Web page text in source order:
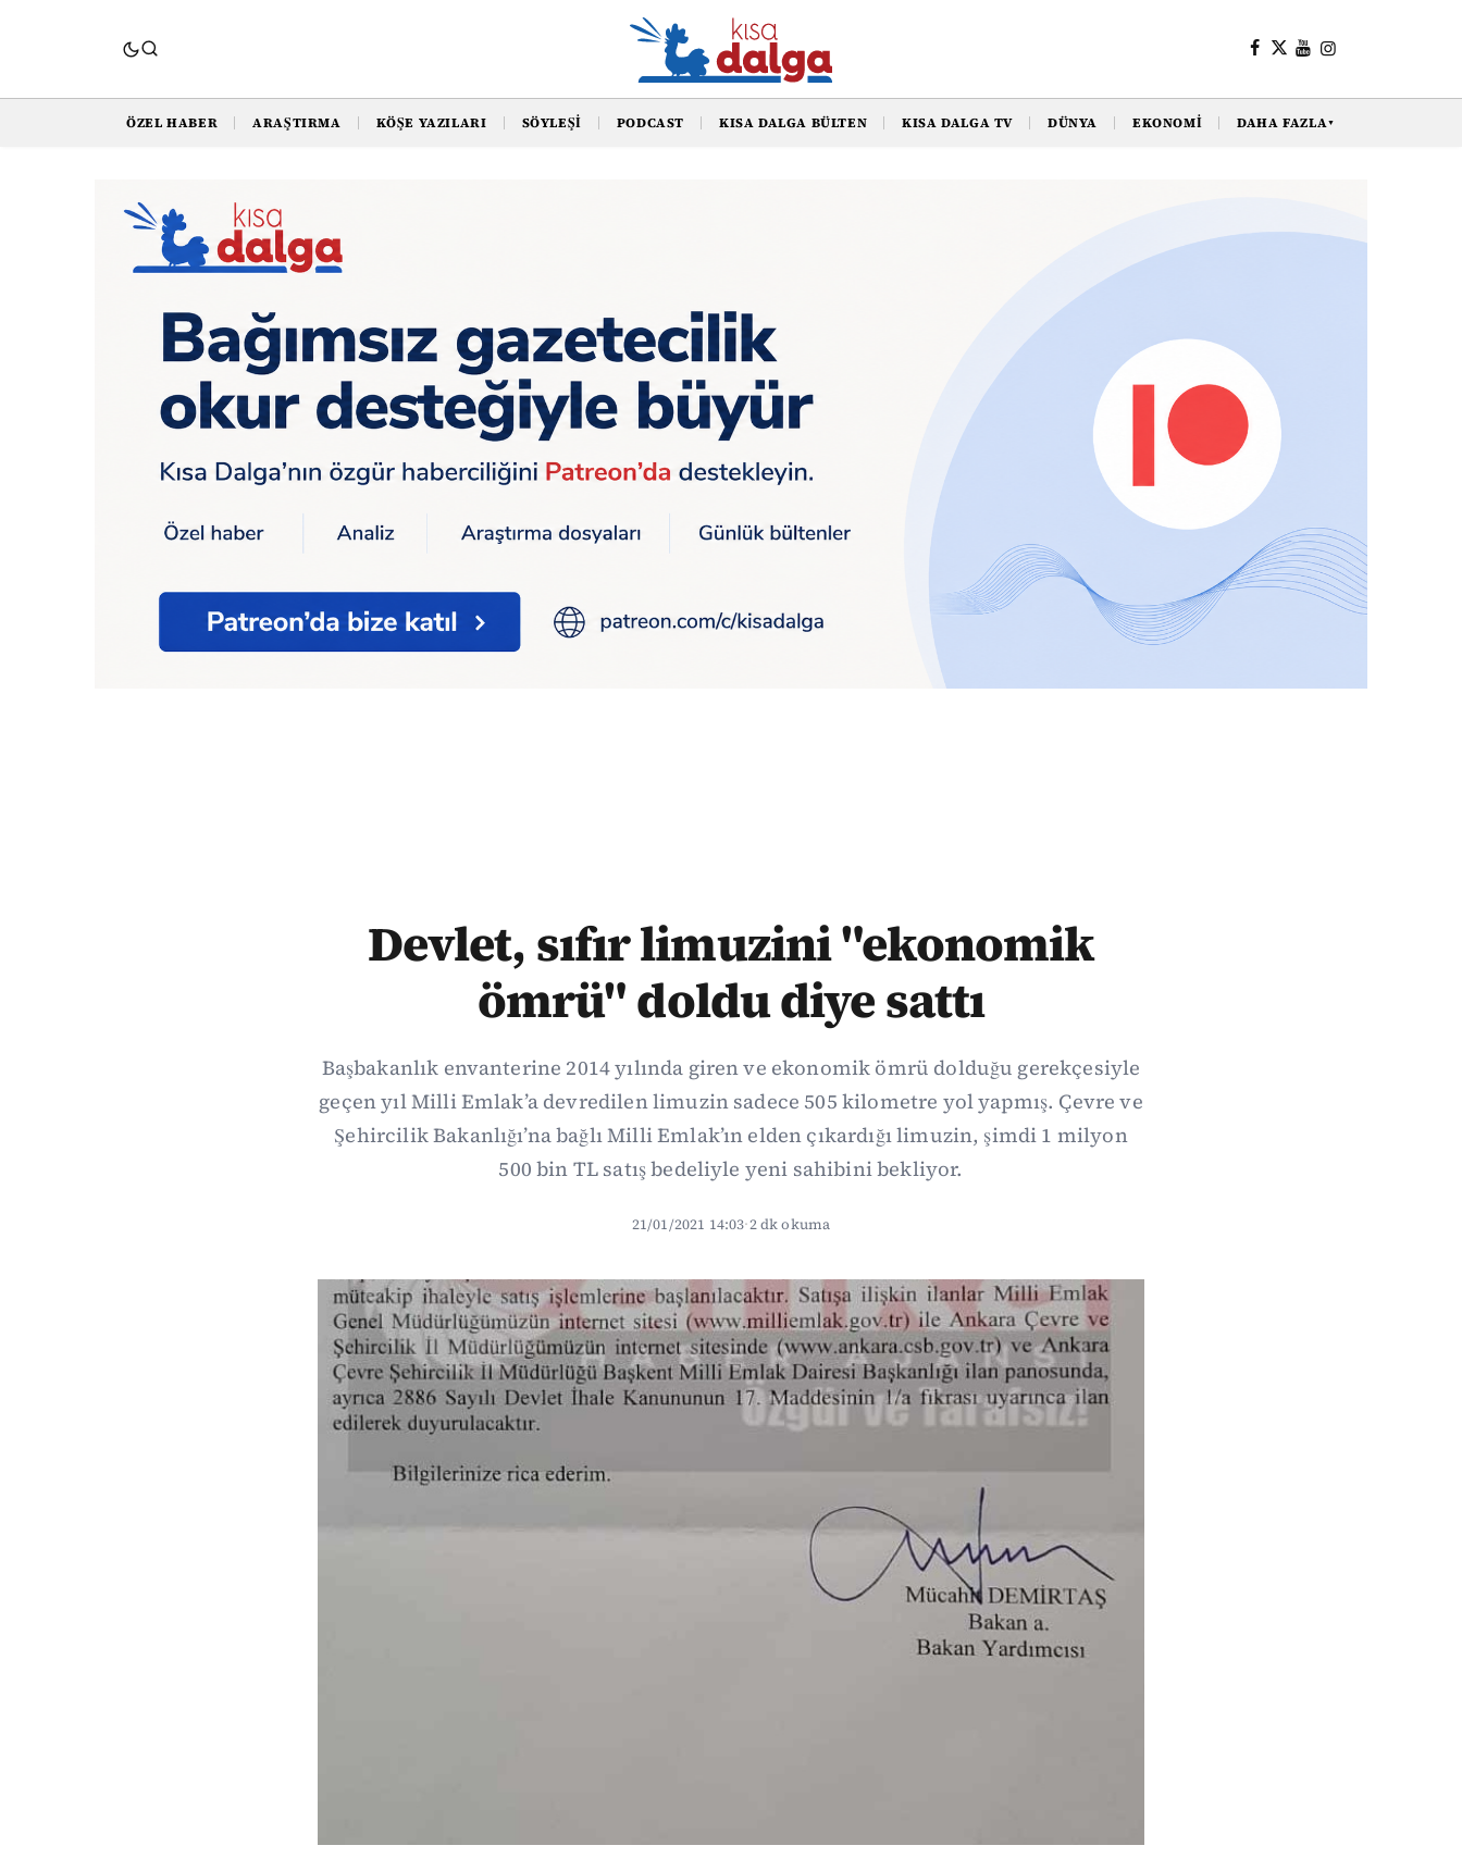
ÖZEL HABER ARAŞTIRMA KÖŞE YAZILARI SÖYLEŞI PODCAST KISA DALGA BÜLTEN KISA DALGA TV DÜNYA EKONOMI DAHA FAZLA▼
Devlet, sıfır limuzini "ekonomik
ömrü" doldu diye sattı
Başbakanlık envanterine 2014 yılında giren ve ekonomik ömrü dolduğu gerekçesiyle
geçen yıl Milli Emlak’a devredilen limuzin sadece 505 kilometre yol yapmış. Çevre ve
Şehircilik Bakanlığı’na bağlı Milli Emlak’ın elden çıkardığı limuzin, şimdi 1 milyon
500 bin TL satış bedeliyle yeni sahibini bekliyor.
21/01/2021 14:03·2 dk okuma